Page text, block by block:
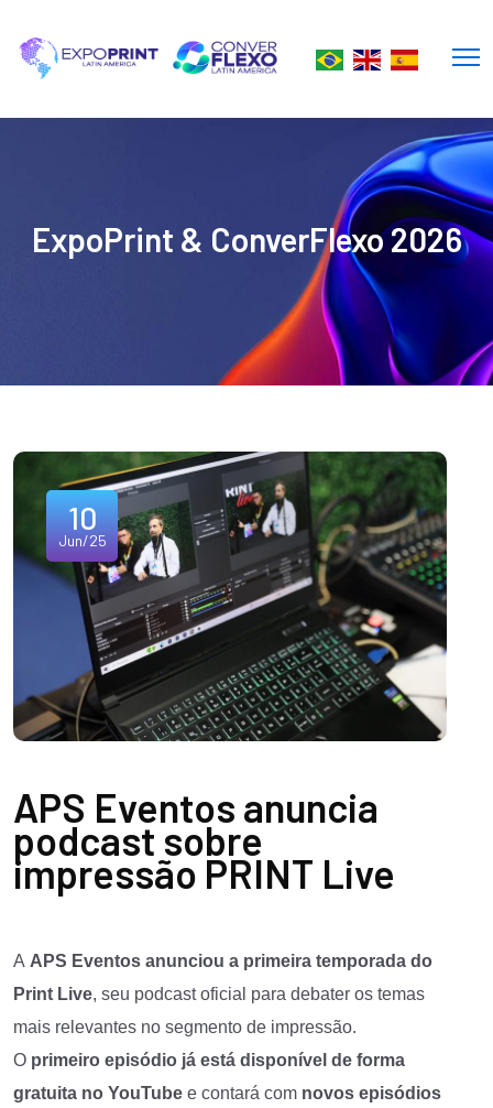
ExpoPrint & ConverFlexo 2026
10
Jun/25
APS Eventos anuncia
podcast sobre
impressão PRINT Live
A APS Eventos anunciou a primeira temporada do
Print Live, seu podcast oficial para debater os temas
mais relevantes no segmento de impressão.
O primeiro episódio já está disponível de forma
gratuita no YouTube e contará com novos episódios